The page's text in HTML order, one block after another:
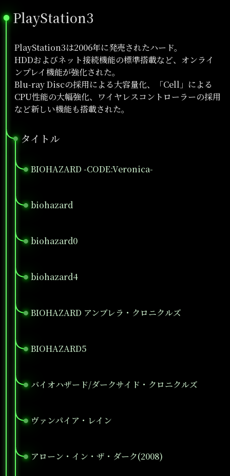
PlayStation3
●
PlayStation3は2006年に発売されたハード。
HDDおよびネット接続機能の標準搭載など、オンライ
ンプレイ機能が強化された。
Blu-ray Discの採用による大容量化、「Cell」による
CPU性能の大幅強化、ワイヤレスコントローラーの採用
など新しい機能も搭載された。
タイトル
●
BIOHAZARD -CODE:Veronica-
●
biohazard
●
biohazard0
●
biohazard4
●
BIOHAZARD アンブレラ・クロニクルズ
●
BIOHAZARD5
●
バイオハザード/ダークサイド・クロニクルズ
●
ヴァンパイア・レイン
●
アローン・イン・ザ・ダーク(2008)
●